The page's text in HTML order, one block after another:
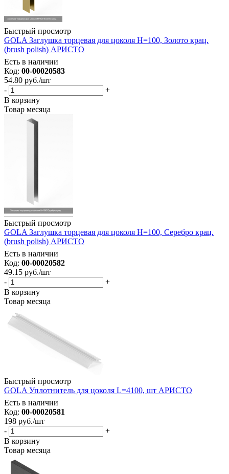
Быстрый просмотр
GOLA Заглушка торцевая для цоколя Н=100, Золото крац.
(brush polish) АРИСТО
Есть в наличии
Код: 00-00020583
54.80 руб./шт
-
+
В корзину
Товар месяца
Быстрый просмотр
GOLA Заглушка торцевая для цоколя Н=100, Серебро крац.
(brush polish) АРИСТО
Есть в наличии
Код: 00-00020582
49.15 руб./шт
-
+
В корзину
Товар месяца
Быстрый просмотр
GOLA Уплотнитель для цоколя L=4100, шт АРИСТО
Есть в наличии
Код: 00-00020581
198 руб./шт
-
+
В корзину
Товар месяца